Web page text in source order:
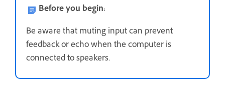
Before you begin:
Be aware that muting input can prevent
feedback or echo when the computer is
connected to speakers.